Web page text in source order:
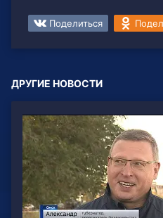
Поделиться
ДРУГИЕ НОВОСТИ